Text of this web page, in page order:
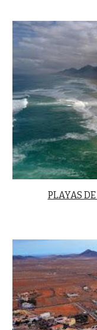
PLAYAS DE